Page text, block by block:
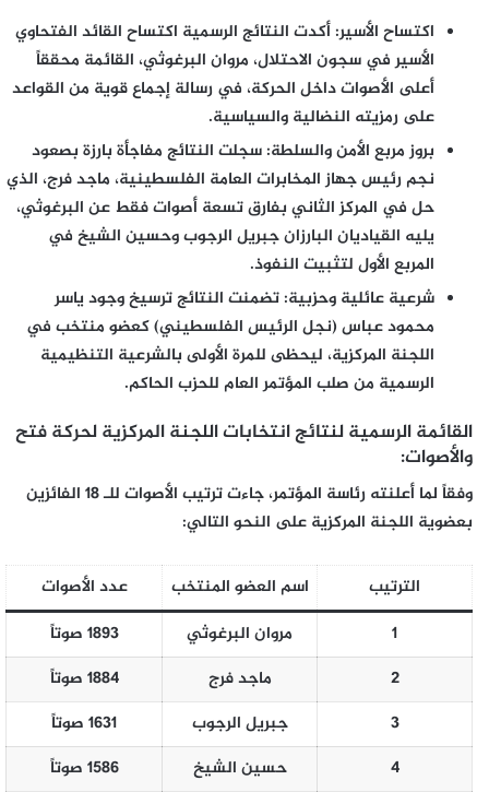
اكتساح الأسير:أكدت النتائج الرسمية اكتساح القائد الفتحاوي
الأسير في سجون الاحتلال، مروان البرغوثي، القائمة محققاً
أعلى الأصوات داخل الحركة، في رسالة إجماع قوية من القواعد
على رمزيته النضالية والسياسية.
بروز مربع الأمن والسلطة:سجلت النتائج مفاجأة بارزة بصعود
نجم رئيس جهاز المخابرات العامة الفلسطينية، ماجد فرج، الذي
حل في المركز الثاني بفارق تسعة أصوات فقط عن البرغوثي،
يليه القياديان البارزان جبريل الرجوب وحسين الشيخ في
المربع الأول لتثبيت النفوذ.
شرعية عائلية وحزبية:تضمنت النتائج ترسيخ وجودياسر
محمود عباس (نجل الرئيس الفلسطيني) كعضو منتخب في
اللجنة المركزية، ليحظى للمرة الأولى بالشرعية التنظيمية
الرسمية من صلب المؤتمر العام للحزب الحاكم.
القائمة الرسمية لنتائج انتخابات اللجنة المركزية لحركة فتح
والأصوات:
وفقاً لما أعلنته رئاسة المؤتمر، جاءت ترتيب الأصوات للـ 18 الفائزين
بعضوية اللجنة المركزية على النحو التالي:
الترتيب اسم العضو المنتخب
عدد الأصوات
1
مروان البرغوثي
1893 صوتاً
2
ماجد فرج
1884 صوتاً
3
جبريل الرجوب
1631 صوتاً
4
حسين الشيخ
1586 صوتاً